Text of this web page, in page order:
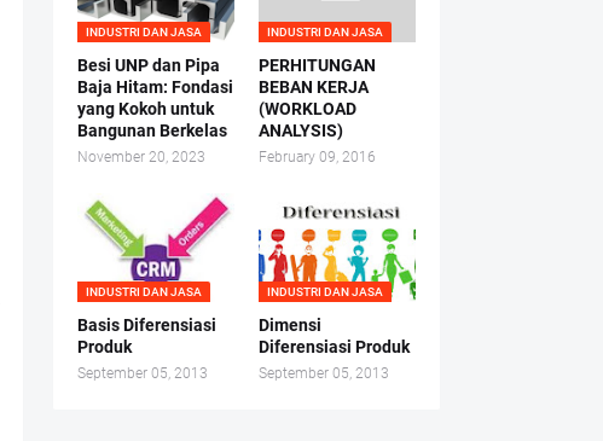
INDUSTRI DAN JASA
Besi UNP dan Pipa
Baja Hitam: Fondasi
yang Kokoh untuk
Bangunan Berkelas
November 20, 2023
INDUSTRI DAN JASA
PERHITUNGAN
BEBAN KERJA
(WORKLOAD
ANALYSIS)
February 09, 2016
INDUSTRI DAN JASA
Basis Diferensiasi
Produk
September 05, 2013
INDUSTRI DAN JASA
Dimensi
Diferensiasi Produk
September 05, 2013